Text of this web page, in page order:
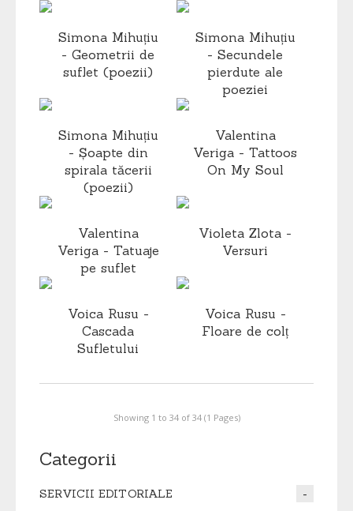
Simona Mihuțiu
- Geometrii de
suflet (poezii)
Simona Mihuțiu
- Secundele
pierdute ale
poeziei
Simona Mihuțiu
- Șoapte din
spirala tăcerii
(poezii)
Valentina
Veriga - Tattoos
On My Soul
Valentina
Veriga - Tatuaje
pe suflet
Violeta Zlota -
Versuri
Voica Rusu -
Cascada
Sufletului
Voica Rusu -
Floare de colț
Showing 1 to 34 of 34 (1 Pages)
Categorii
SERVICII EDITORIALE